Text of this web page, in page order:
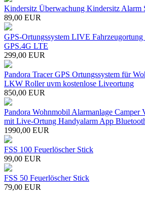
Kindersitz Überwachung Kindersitz Alarm
89,00 EUR
GPS-Ortungssystem LIVE
GPS.4G LTE
299,00 EUR
Pandora Tracer GPS Ortungssystem für
LKW Roller uvm kostenlose Liveortung
850,00 EUR
Pandora Wohnmobil Alarmanlage Camper
mit Live-Ortung Handyalarm App
1990,00 EUR
FSS 100 Feuerlöscher Stick
99,00 EUR
FSS 50 Feuerlöscher Stick
79,00 EUR